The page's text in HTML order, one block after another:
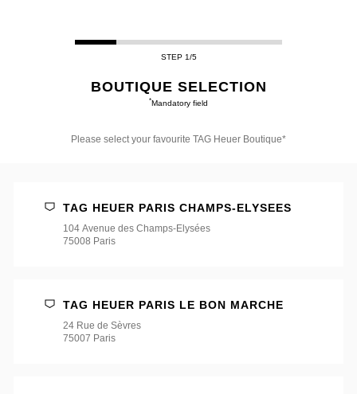
STEP 1/5
BOUTIQUE SELECTION
*Mandatory field
Please select your favourite TAG Heuer Boutique*
favourite
TAG HEUER PARIS CHAMPS-ELYSEES
104 Avenue des Champs-Elysées
75008 Paris
TAG HEUER PARIS LE BON MARCHE
24 Rue de Sèvres
75007 Paris